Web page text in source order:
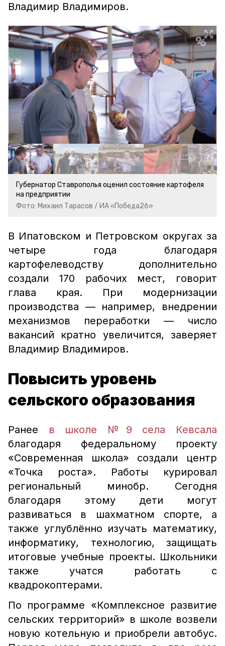
Владимир Владимиров.
Губернатор Ставрополья оценил состояние картофеля
на предприятии
Фото: Михаил Тарасов / ИА «Победа26»
В Ипатовском и Петровском округах за
четыре года благодаря
картофелеводству дополнительно
создали 170 рабочих мест, говорит
глава края. При модернизации
производства — например, внедрении
механизмов переработки — число
вакансий кратно увеличится, заверяет
Владимир Владимиров.
Повысить уровень
сельского образования
Ранее в школе №9 села Кевсала
благодаря федеральному проекту
«Современная школа» создали центр
«Точка роста». Работы курировал
региональный минобр. Сегодня
благодаря этому дети могут
развиваться в шахматном спорте, а
также углублённо изучать математику,
информатику, технологию, защищать
итоговые учебные проекты. Школьники
также учатся работать с
квадрокоптерами.
По программе «Комплексное развитие
сельских территорий» в школе возвели
новую котельную и приобрели автобус.